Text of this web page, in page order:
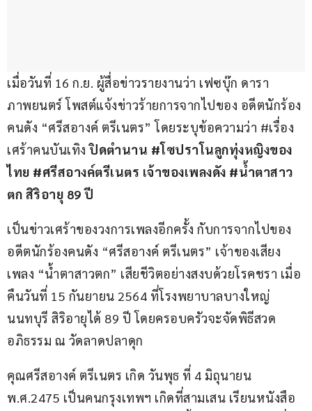
เมื่อวันที่ 16 ก.ย. ผู้สื่อข่าวรายงานว่า เฟซบุ๊ก ดารา
ภาพยนตร์ โพสต์แจ้งข่าวร้ายการจากไปของ อดีตนักร้อง
คนดัง “ศรีสอางค์​ ตรีเนตร” โดยระบุข้อความว่า #เรื่อง
เศร้าคนบันเทิง ปิดตำนาน #โซปราโนลูกทุ่งหญิงของ
ไทย #ศรีสอางค์ตรีเนตร เจ้าของเพลงดัง #น้ำตาสาว
ตก สิริอายุ 89 ปี
เป็นข่าวเศร้าของวงการเพลงอีกครั้ง กับการจากไปของ
อดีตนักร้องคนดัง “ศรีสอางค์​ ตรีเนตร” เจ้าของเสียง
เพลง “น้ำตาสาวตก” เสียชีวิตอย่างสงบด้วยโรคชรา เมื่อ
คืนวันที่ 15 กันยายน 2564 ที่โรงพยาบาลบางใหญ่​
นนทบุรี​ สิริอายุได้ 89 ปี โดยครอบครัวจะจัดพิธีสวด
อภิธรรม ณ วัดลาดปลาดุก
คุณศรีสอางค์ ตรีเนตร เกิด วันพุธ ที่ 4 มิถุนายน
พ.ศ.2475 เป็นคนกรุงเทพฯ เกิดที่สามเสน เรียนหนังสือ